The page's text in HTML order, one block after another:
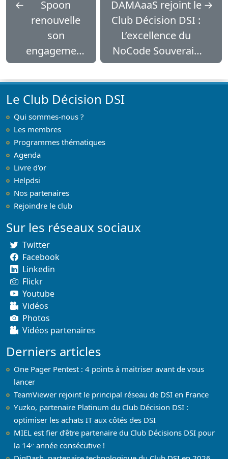
←
Spoon
renouvelle
son
engagement
: Partenaire
Silver 2026
du Club
Décision DSI
DAMAaaS rejoint le
Club Décision DSI :
L’excellence du
NoCode Souverain
au service des
Grands Groupes
→
Le Club Décision DSI
Qui sommes-nous ?
Les membres
Programmes thématiques
Agenda
Livre d'or
Helpdsi
Nos partenaires
Rejoindre le club
Sur les réseaux sociaux
Twitter
Facebook
Linkedin
Flickr
Youtube
Vidéos
Photos
Vidéos partenaires
Derniers articles
One Pager Pentest : 4 points à maitriser avant de vous
lancer
TeamViewer rejoint le principal réseau de DSI en France
Yuzko, partenaire Platinum du Club Décision DSI :
optimiser les achats IT aux côtés des DSI
MIEL est fier d’être partenaire du Club Décisions DSI pour
la 14ᵉ année consécutive !